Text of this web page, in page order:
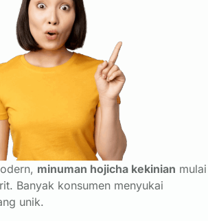
minuman hojicha kekinian mulai
Banyak konsumen menyukai
unik.